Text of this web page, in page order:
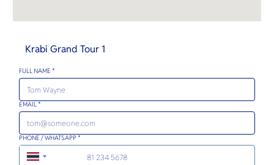
Krabi Grand Tour 1
FULL NAME *
EMAIL *
PHONE / WHATSAPP *
+66